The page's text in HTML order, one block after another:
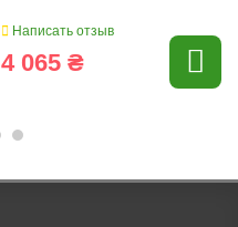
Написать отзыв
4 065 ₴